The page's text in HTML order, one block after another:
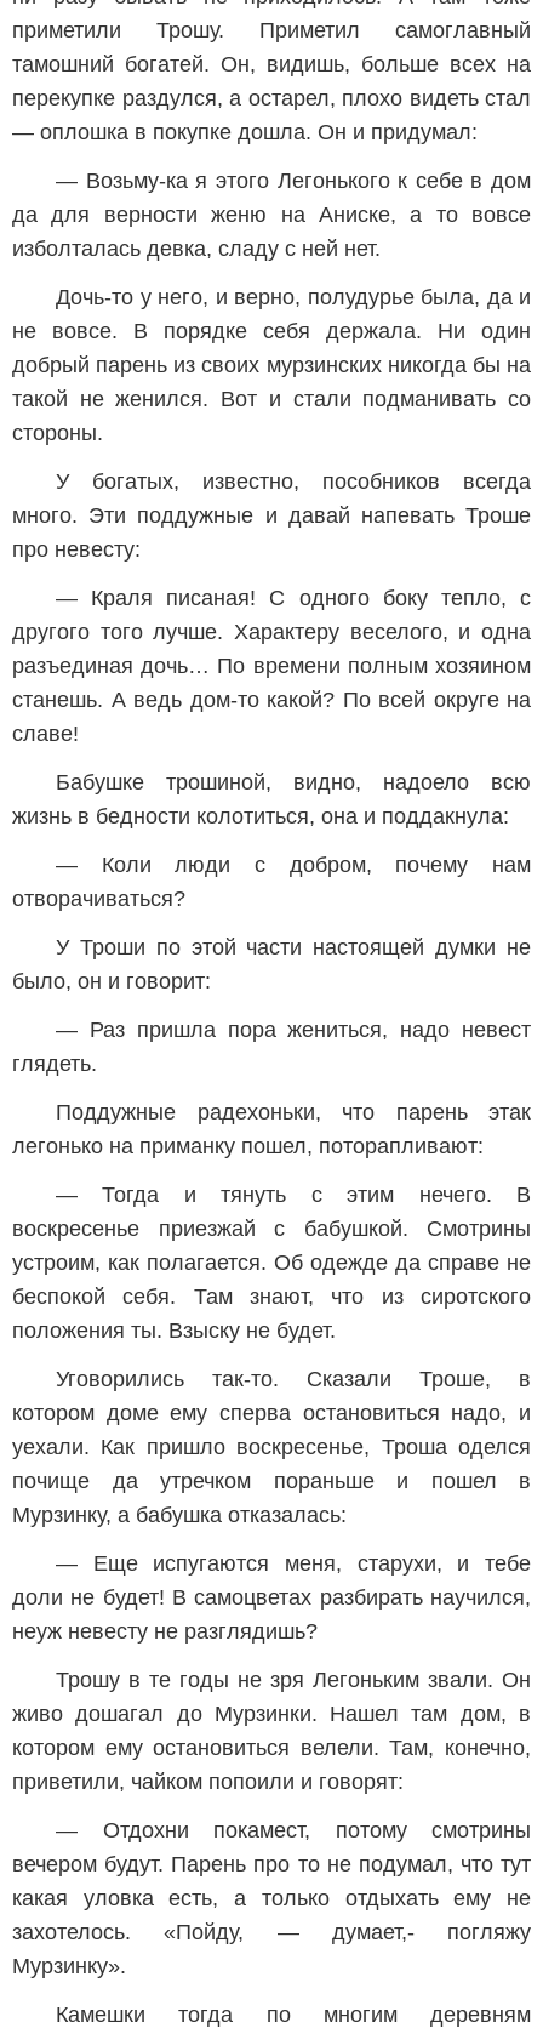
приметили Трошу. Приметил самоглавный
тамошний богатей. Он, видишь, больше всех на
перекупке раздулся, а остарел, плохо видеть стал
— оплошка в покупке дошла. Он и придумал:
— Возьму-ка я этого Легонького к себе в дом
да для верности женю на Аниске, а то вовсе
изболталась девка, сладу с ней нет.
Дочь-то у него, и верно, полудурье была, да и
не вовсе. В порядке себя держала. Ни один
добрый парень из своих мурзинских никогда бы на
такой не женился. Вот и стали подманивать со
стороны.
У богатых, известно, пособников всегда
много. Эти поддужные и давай напевать Троше
про невесту:
— Краля писаная! С одного боку тепло, с
другого того лучше. Характеру веселого, и одна
разъединая дочь… По времени полным хозяином
станешь. А ведь дом-то какой? По всей округе на
славе!
Бабушке трошиной, видно, надоело всю
жизнь в бедности колотиться, она и поддакнула:
— Коли люди с добром, почему нам
отворачиваться?
У Троши по этой части настоящей думки не
было, он и говорит:
— Раз пришла пора жениться, надо невест
глядеть.
Поддужные радехоньки, что парень этак
легонько на приманку пошел, поторапливают:
— Тогда и тянуть с этим нечего. В
воскресенье приезжай с бабушкой. Смотрины
устроим, как полагается. Об одежде да справе не
беспокой себя. Там знают, что из сиротского
положения ты. Взыску не будет.
Уговорились так-то. Сказали Троше, в
котором доме ему сперва остановиться надо, и
уехали. Как пришло воскресенье, Троша оделся
почище да утречком пораньше и пошел в
Мурзинку, а бабушка отказалась:
— Еще испугаются меня, старухи, и тебе
доли не будет! В самоцветах разбирать научился,
неуж невесту не разглядишь?
Трошу в те годы не зря Легоньким звали. Он
живо дошагал до Мурзинки. Нашел там дом, в
котором ему остановиться велели. Там, конечно,
приветили, чайком попоили и говорят:
— Отдохни покамест, потому смотрины
вечером будут. Парень про то не подумал, что тут
какая уловка есть, а только отдыхать ему не
захотелось. «Пойду, — думает,- погляжу
Мурзинку».
Камешки тогда по многим деревням